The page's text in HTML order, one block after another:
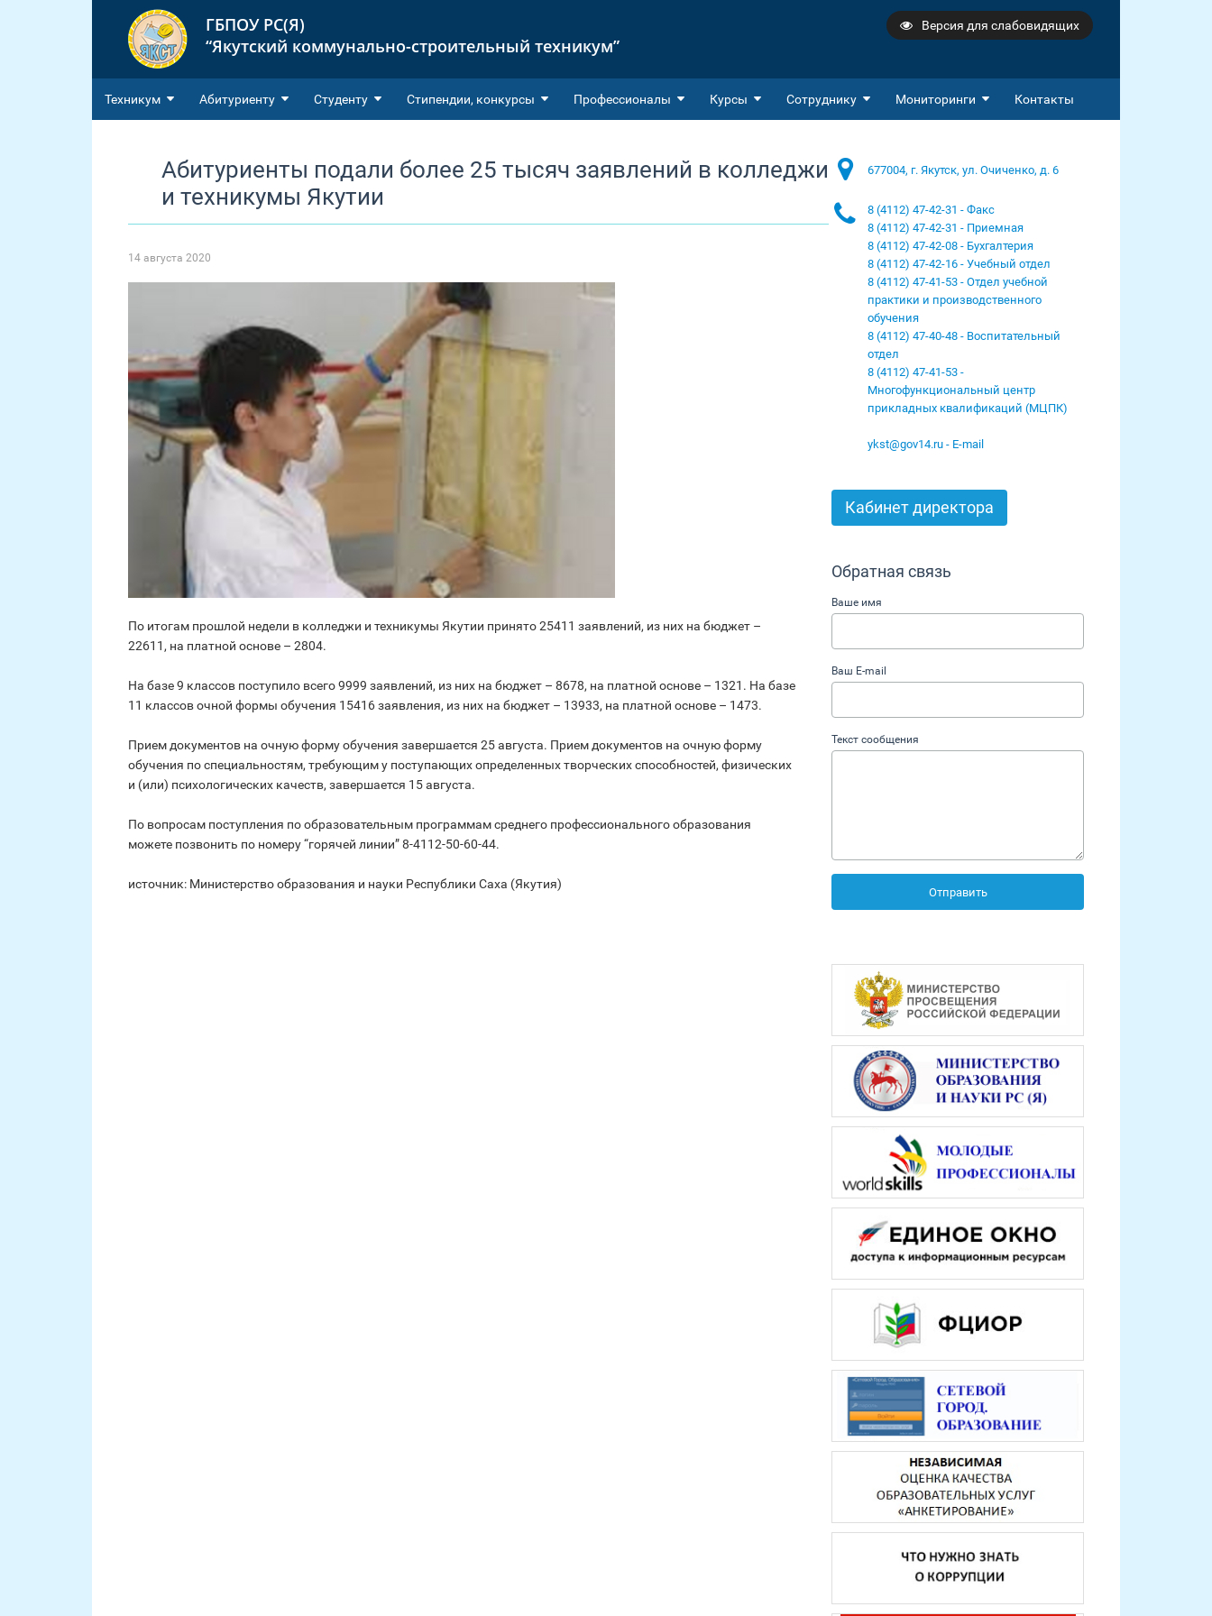
ГБПОУ РС(Я)
“Якутский коммунально-строительный техникум”
Версия для слабовидящих
Техникум Абитуриенту Студенту Cтипендии, конкурсы Профессионалы Курсы Сотруднику Мониторинги Контакты
Абитуриенты подали более 25 тысяч заявлений в колледжи
и техникумы Якутии
14 августа 2020
По итогам прошлой недели в колледжи и техникумы Якутии принято 25411 заявлений, из них на бюджет –
22611, на платной основе – 2804.
На базе 9 классов поступило всего 9999 заявлений, из них на бюджет – 8678, на платной основе – 1321. На базе
11 классов очной формы обучения 15416 заявления, из них на бюджет – 13933, на платной основе – 1473.
Прием документов на очную форму обучения завершается 25 августа. Прием документов на очную форму
обучения по специальностям, требующим у поступающих определенных творческих способностей, физических
и (или) психологических качеств, завершается 15 августа.
По вопросам поступления по образовательным программам среднего профессионального образования
можете позвонить по номеру “горячей линии” 8-4112-50-60-44.
источник: Министерство образования и науки Республики Саха (Якутия)
677004, г. Якутск, ул. Очиченко, д. 6
8 (4112) 47-42-31 - Факс
8 (4112) 47-42-31 - Приемная
8 (4112) 47-42-08 - Бухгалтерия
8 (4112) 47-42-16 - Учебный отдел
8 (4112) 47-41-53 - Отдел учебной
практики и производственного
обучения
8 (4112) 47-40-48 - Воспитательный
отдел
8 (4112) 47-41-53 -
Многофункциональный центр
прикладных квалификаций (МЦПК)
ykst@gov14.ru - E-mail
Кабинет директора
Обратная связь
Ваше имя
Ваш E-mail
Текст сообщения